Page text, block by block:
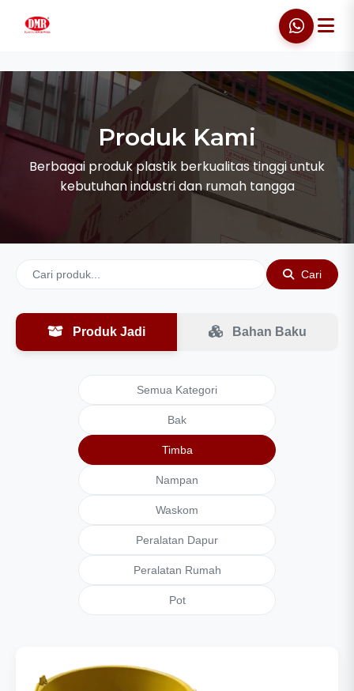
Produk Kami
Berbagai produk plastik berkualitas tinggi untuk
kebutuhan industri dan rumah tangga
Cari
Produk Jadi Bahan Baku
Semua Kategori
Bak
Timba
Nampan
Waskom
Peralatan Dapur
Peralatan Rumah
Pot